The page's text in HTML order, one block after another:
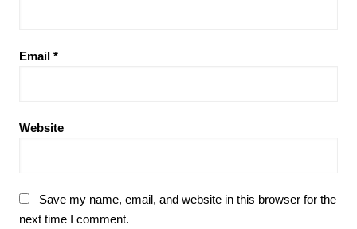
Email *
Website
Save my name, email, and website in this browser for the
next time I comment.